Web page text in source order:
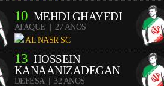
10 MEHDI GHAYEDI
ATAQUE
| 27 ANOS
AL NASR SC
13 HOSSEIN
KANAANIZADEGAN
DEFESA
| 32 ANOS